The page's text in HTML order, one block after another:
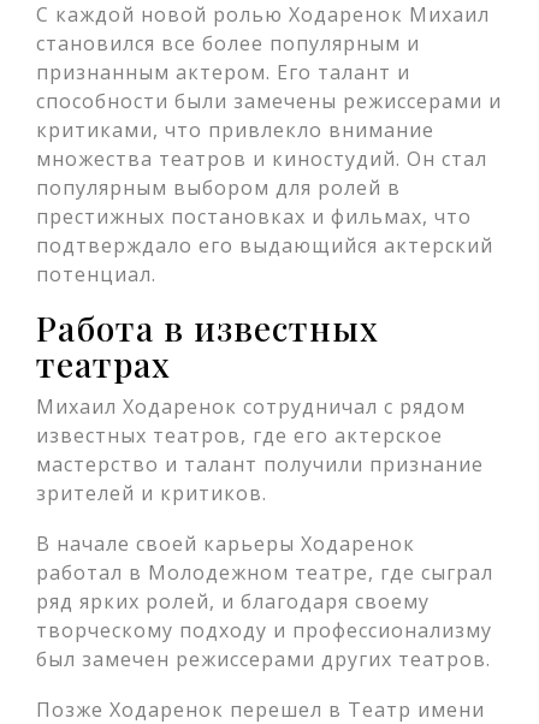
С каждой новой ролью Ходаренок Михаил
становился все более популярным и
признанным актером. Его талант и
способности были замечены режиссерами и
критиками, что привлекло внимание
множества театров и киностудий. Он стал
популярным выбором для ролей в
престижных постановках и фильмах, что
подтверждало его выдающийся актерский
потенциал.
Работа в известных
театрах
Михаил Ходаренок сотрудничал с рядом
известных театров, где его актерское
мастерство и талант получили признание
зрителей и критиков.
В начале своей карьеры Ходаренок
работал в Молодежном театре, где сыграл
ряд ярких ролей, и благодаря своему
творческому подходу и профессионализму
был замечен режиссерами других театров.
Позже Ходаренок перешел в Театр имени